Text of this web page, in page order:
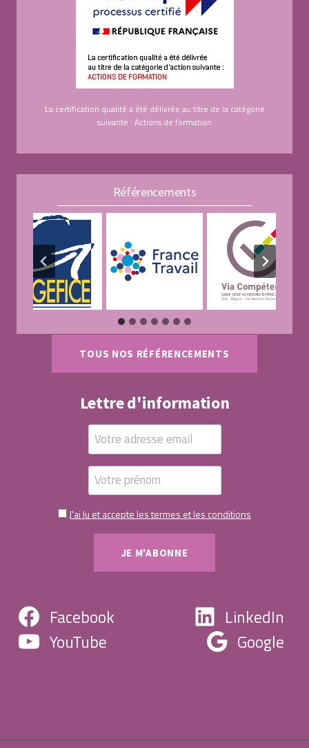
La certification qualité a été délivrée au titre de la catégorie
suivante : Actions de formation
Référencements
TOUS NOS RÉFÉRENCEMENTS
Lettre d'information
J'ai lu et accepte les termes et les conditions
Facebook
LinkedIn
YouTube
Google